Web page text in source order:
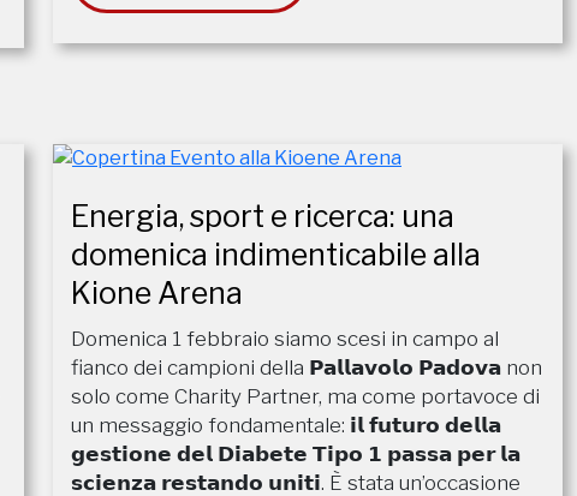
Energia, sport e ricerca: una
domenica indimenticabile alla
Kione Arena
​Domenica 1 febbraio siamo scesi in campo al
fianco dei campioni della 𝗣𝗮𝗹𝗹𝗮𝘃𝗼𝗹𝗼 𝗣𝗮𝗱𝗼𝘃𝗮 non
solo come Charity Partner, ma come portavoce di
un messaggio fondamentale: 𝗶𝗹 𝗳𝘂𝘁𝘂𝗿𝗼 𝗱𝗲𝗹𝗹𝗮
𝗴𝗲𝘀𝘁𝗶𝗼𝗻𝗲 𝗱𝗲𝗹 𝗗𝗶𝗮𝗯𝗲𝘁𝗲 𝗧𝗶𝗽𝗼 𝟭 𝗽𝗮𝘀𝘀𝗮 𝗽𝗲𝗿 𝗹𝗮
𝘀𝗰𝗶𝗲𝗻𝘇𝗮 𝗿𝗲𝘀𝘁𝗮𝗻𝗱𝗼 𝘂𝗻𝗶𝘁𝗶. ​È stata un’occasione